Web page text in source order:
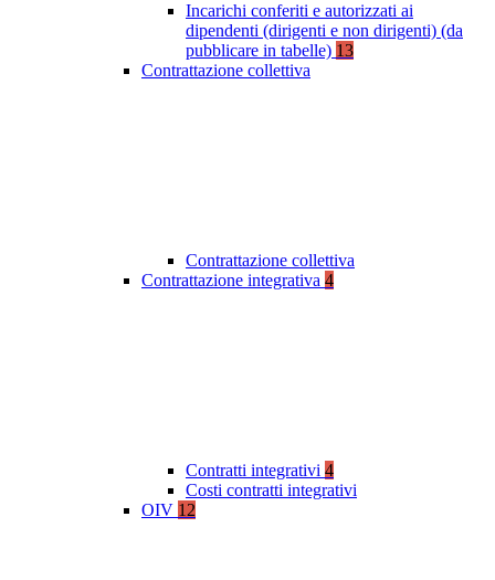
Incarichi conferiti e autorizzati ai
dipendenti (dirigenti e non dirigenti) (da
pubblicare in tabelle) 13
Contrattazione collettiva
Contrattazione collettiva
Contrattazione integrativa 4
Contratti integrativi 4
Costi contratti integrativi
OIV 12